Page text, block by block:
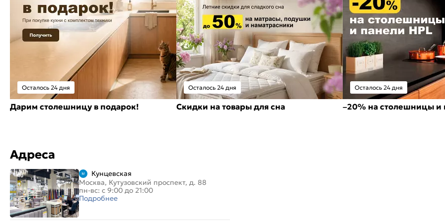
Осталось 24 дня
Дарим столешницу в подарок!
Осталось 24 дня
Скидки на товары для сна
Осталось 24 дня
–20% на столешницы и
Адреса
Кунцевская
Москва, Кутузовский проспект, д. 88
пн-вс: с 9:00 до 21:00
Подробнее